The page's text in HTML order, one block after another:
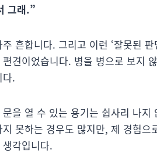
그래.”
흔합니다. 그리고 이런 ‘잘못된
견이었습니다. 병을 병으로 보지
.
을 열 수 있는 용기는 쉽사리 나
못하는 경우도 많지만, 제 경험
각입니다.